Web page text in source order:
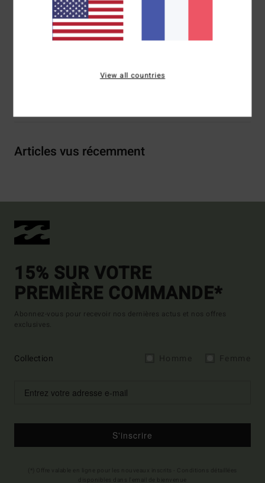
Détails :logo à l'avant
Composition100 % Coton
Articles vus récemment
15% SUR VOTRE
PREMIÈRE COMMANDE*
Abonnez-vous pour recevoir nos dernières actus et nos offres
exclusives.
Collection
S'inscrire
View all countries